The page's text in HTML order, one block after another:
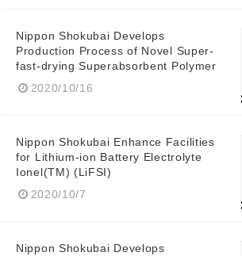
Nippon Shokubai Develops
Production Process of Novel Super-
fast-drying Superabsorbent Polymer
2020/10/16
Nippon Shokubai Enhance Facilities
for Lithium-ion Battery Electrolyte
Ionel(TM) (LiFSI)
2020/10/7
Nippon Shokubai Develops